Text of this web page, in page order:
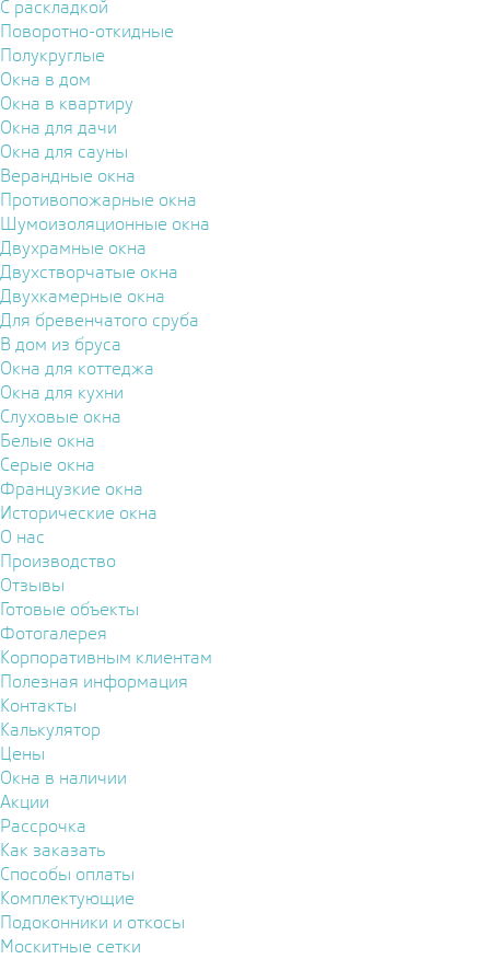
С раскладкой
Поворотно-откидные
Полукруглые
Окна в дом
Окна в квартиру
Окна для дачи
Окна для сауны
Верандные окна
Противопожарные окна
Шумоизоляционные окна
Двухрамные окна
Двухстворчатые окна
Двухкамерные окна
Для бревенчатого сруба
В дом из бруса
Окна для коттеджа
Окна для кухни
Слуховые окна
Белые окна
Серые окна
Французкие окна
Исторические окна
О нас
Производство
Отзывы
Готовые объекты
Фотогалерея
Корпоративным клиентам
Полезная информация
Контакты
Калькулятор
Цены
Окна в наличии
Акции
Рассрочка
Как заказать
Способы оплаты
Комплектующие
Подоконники и откосы
Москитные сетки